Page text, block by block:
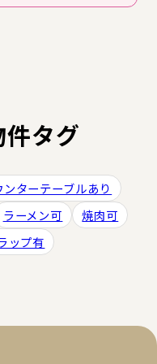
タグ
ンターテーブルあり
ラーメン可
焼肉可
ップ有